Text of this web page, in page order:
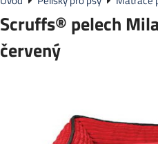
Scruffs® pelech
červený